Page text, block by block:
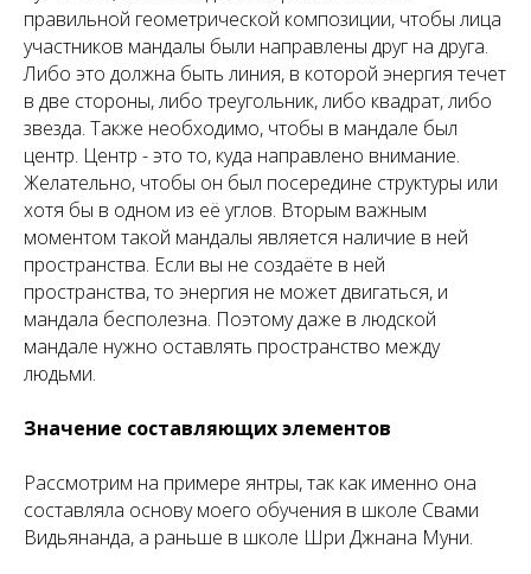
правильной геометрической композиции, чтобы лица
участников мандалы были направлены друг на друга.
Либо это должна быть линия, в которой энергия течет
в две стороны, либо треугольник, либо квадрат, либо
звезда. Также необходимо, чтобы в мандале был
центр. Центр - это то, куда направлено внимание.
Желательно, чтобы он был посередине структуры или
хотя бы в одном из её углов. Вторым важным
моментом такой мандалы является наличие в ней
пространства. Если вы не создаёте в ней
пространства, то энергия не может двигаться, и
мандала бесполезна. Поэтому даже в людской
мандале нужно оставлять пространство между
людьми.
Значение составляющих элементов
Рассмотрим на примере янтры, так как именно она
составляла основу моего обучения в школе Свами
Видьянанда, а раньше в школе Шри Джнана Муни.